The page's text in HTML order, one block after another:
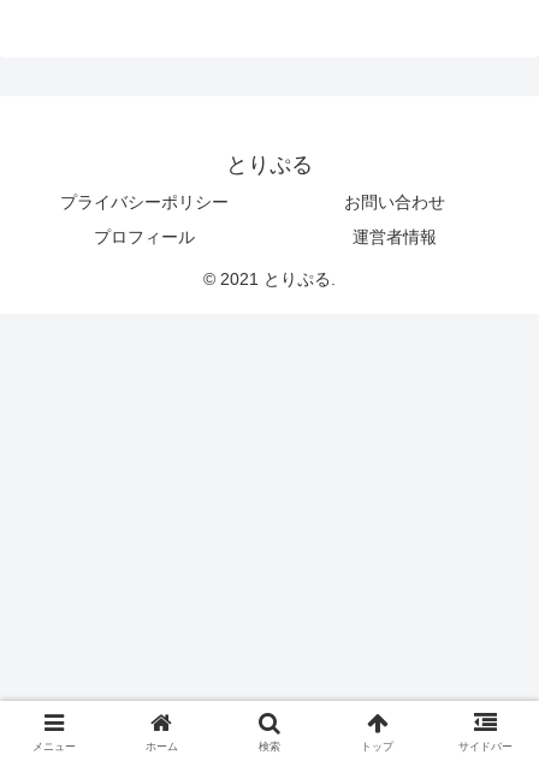
とりぷる
プライバシーポリシー
お問い合わせ
プロフィール
運営者情報
© 2021 とりぷる.
メニュー ホーム 検索 トップ サイドバー